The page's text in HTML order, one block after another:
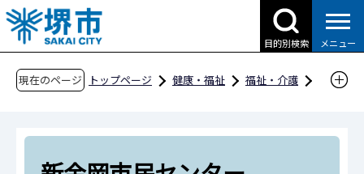
こ
の
ペ
目的別検索 メニュー
現在のページ トップページ 健康・福祉
福祉・介護
種別一覧
文化
公民館・市民センター等
新金岡市民センター